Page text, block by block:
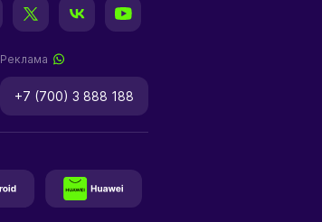
Реклама
+7 (700) 3 888 188